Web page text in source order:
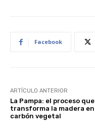
Facebook
ARTÍCULO ANTERIOR
La Pampa: el proceso que
transforma la madera en
carbón vegetal